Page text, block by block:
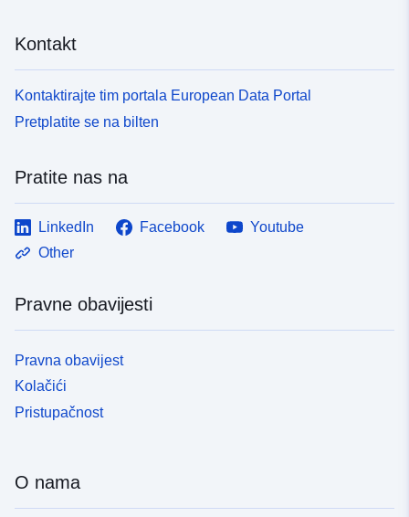
Kontakt
Kontaktirajte tim portala European Data Portal
Pretplatite se na bilten
Pratite nas na
LinkedIn Facebook
Youtube
Other
Pravne obavijesti
Pravna obavijest
Kolačići
Pristupačnost
O nama